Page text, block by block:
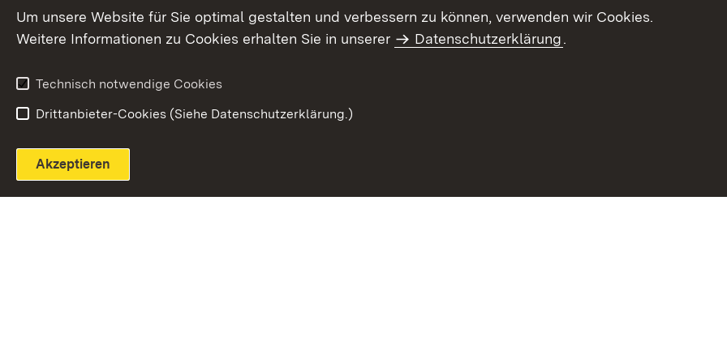
Extern:
LinkedIn (Öffnet in neuem Fenster)
Newsletter-Archiv
Intranet
Um unsere Website für Sie optimal gestalten und verbessern zu können, verwenden wir Cookies.
Weitere Informationen zu Cookies erhalten Sie in unserer
Datenschutzerklärung.
Technisch notwendige Cookies
Drittanbieter-Cookies (Siehe Datenschutzerklärung.)
Akzeptieren